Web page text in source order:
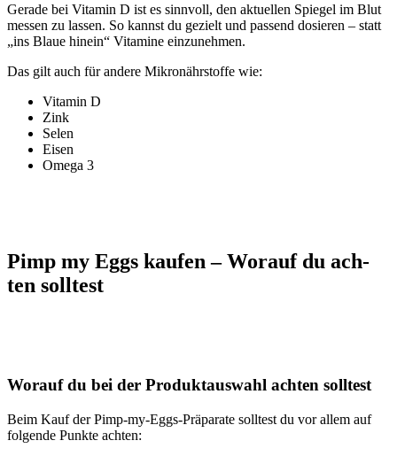
Gera­de bei Vit­amin D ist es sinn­voll, den aktu­el­len Spie­gel im Blut
mes­sen zu las­sen. So kannst du gezielt und pas­send dosie­ren – statt
„ins Blaue hin­ein“ Vit­ami­ne ein­zu­neh­men.
Das gilt auch für ande­re Mikro­nähr­stof­fe wie:
Vit­amin D
Zink
Selen
Eisen
Ome­ga 3
Pimp my Eggs kau­fen – Wor­auf du ach­
ten soll­test
Wor­auf du bei der Pro­dukt­aus­wahl ach­ten soll­test
Beim Kauf der Pimp-my-Eggs-Prä­pa­ra­te soll­test du vor allem auf
fol­gen­de Punk­te ach­ten: